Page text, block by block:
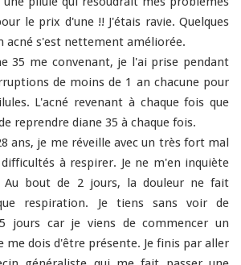
le prix d'une !! J'étais ravie. Quelques
acné s'est nettement améliorée.
35 me convenant, je l'ai prise pendant
de moins de 1 an chacune pour
L'acné revenant à chaque fois que
reprendre diane 35 à chaque fois.
ans, je me réveille avec un très fort mal
à respirer. Je ne m'en inquiète
Au bout de 2 jours, la douleur ne fait
respiration. Je tiens sans voir de
jours car je viens de commencer un
me dois d'être présente. Je finis par aller